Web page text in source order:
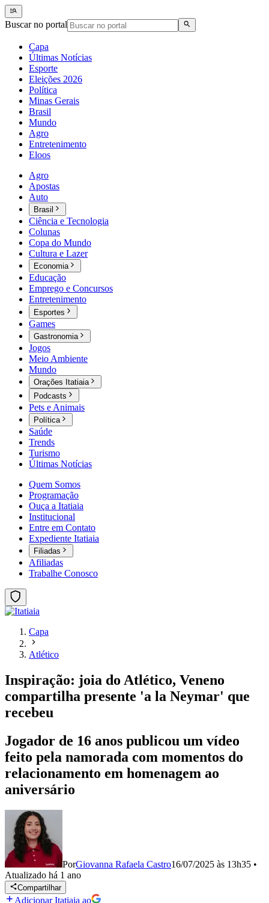
Buscar no portal
Capa
Últimas Notícias
Esporte
Eleições 2026
Política
Minas Gerais
Brasil
Mundo
Agro
Entretenimento
Eloos
Agro
Apostas
Auto
Brasil
Ciência e Tecnologia
Colunas
Copa do Mundo
Cultura e Lazer
Economia
Educação
Emprego e Concursos
Entretenimento
Esportes
Games
Gastronomia
Jogos
Meio Ambiente
Mundo
Orações Itatiaia
Podcasts
Pets e Animais
Política
Saúde
Trends
Turismo
Últimas Notícias
Quem Somos
Programação
Ouça a Itatiaia
Institucional
Entre em Contato
Expediente Itatiaia
Filiadas
Afiliadas
Trabalhe Conosco
Capa
Atlético
Inspiração: joia do Atlético, Veneno
compartilha presente 'a la Neymar' que
recebeu
Jogador de 16 anos publicou um vídeo
feito pela namorada com momentos do
relacionamento em homenagem ao
aniversário
PorGiovanna Rafaela Castro16/07/2025 às 13h35 •
Atualizado há 1 ano
Compartilhar
Adicionar Itatiaia ao